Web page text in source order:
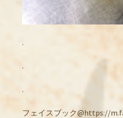
.
.
.
フェイスブック@https://